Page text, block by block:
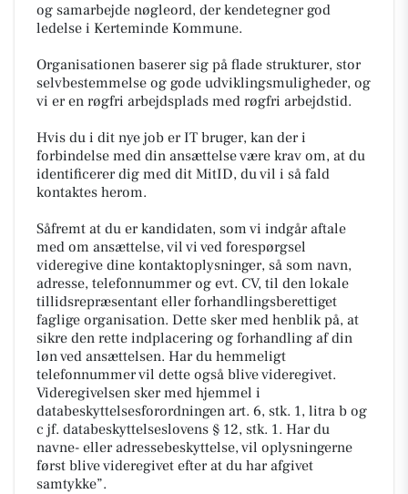
og samarbejde nøgleord, der kendetegner god
ledelse i Kerteminde Kommune.
Organisationen baserer sig på flade strukturer, stor
selvbestemmelse og gode udviklingsmuligheder, og
vi er en røgfri arbejdsplads med røgfri arbejdstid.
Hvis du i dit nye job er IT bruger, kan der i
forbindelse med din ansættelse være krav om, at du
identificerer dig med dit MitID, du vil i så fald
kontaktes herom.
Såfremt at du er kandidaten, som vi indgår aftale
med om ansættelse, vil vi ved forespørgsel
videregive dine kontaktoplysninger, så som navn,
adresse, telefonnummer og evt. CV, til den lokale
tillidsrepræsentant eller forhandlingsberettiget
faglige organisation. Dette sker med henblik på, at
sikre den rette indplacering og forhandling af din
løn ved ansættelsen. Har du hemmeligt
telefonnummer vil dette også blive videregivet.
Videregivelsen sker med hjemmel i
databeskyttelsesforordningen art. 6, stk. 1, litra b og
c jf. databeskyttelseslovens § 12, stk. 1. Har du
navne- eller adressebeskyttelse, vil oplysningerne
først blive videregivet efter at du har afgivet
samtykke”.